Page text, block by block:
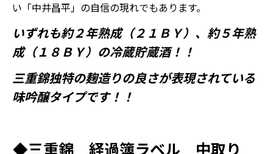
い「中井昌平」の自信の現れでもあります。
いずれも約２年熟成（２１ＢＹ）、約５年熟
成（１８ＢＹ）の冷蔵貯蔵酒！！
三重錦独特の麹造りの良さが表現されている
味吟醸タイプです！！
◆三重錦 経過簿ラベル 中取り